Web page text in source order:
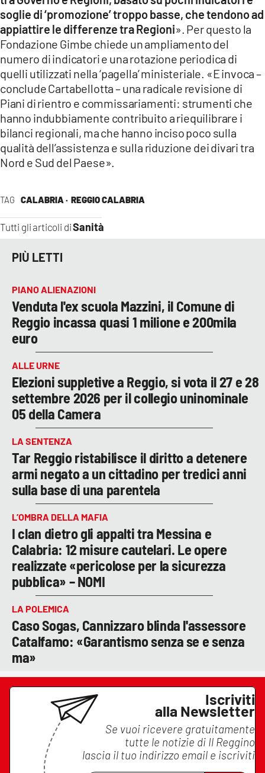
TAG CALABRIA · REGGIO CALABRIA
Tutti gli articoli diSanità
soglie di ‘promozione’ troppo basse, che tendono ad
appiattire le differenze tra Regioni». Per questo la
Fondazione Gimbe chiede un ampliamento del
numero di indicatori e una rotazione periodica di
quelli utilizzati nella ‘pagella’ ministeriale. «E invoca –
conclude Cartabellotta – una radicale revisione di
Piani di rientro e commissariamenti: strumenti che
hanno indubbiamente contribuito a riequilibrare i
bilanci regionali, ma che hanno inciso poco sulla
qualità dell’assistenza e sulla riduzione dei divari tra
Nord e Sud del Paese».
PIÙ LETTI
PIANO ALIENAZIONI
Venduta l'ex scuola Mazzini, il Comune di
Reggio incassa quasi 1 milione e 200mila
euro
ALLE URNE
Elezioni suppletive a Reggio, si vota il 27 e 28
settembre 2026 per il collegio uninominale
05 della Camera
LA SENTENZA
Tar Reggio ristabilisce il diritto a detenere
armi negato a un cittadino per tredici anni
sulla base di una parentela
L’OMBRA DELLA MAFIA
I clan dietro gli appalti tra Messina e
Calabria: 12 misure cautelari. Le opere
realizzate «pericolose per la sicurezza
pubblica» – NOMI
LA POLEMICA
Caso Sogas, Cannizzaro blinda l'assessore
Catalfamo: «Garantismo senza se e senza
ma»
Iscriviti
alla Newsletter
Se vuoi ricevere gratuitamente
tutte le notizie di Il Reggino
lascia il tuo indirizzo email e iscriviti